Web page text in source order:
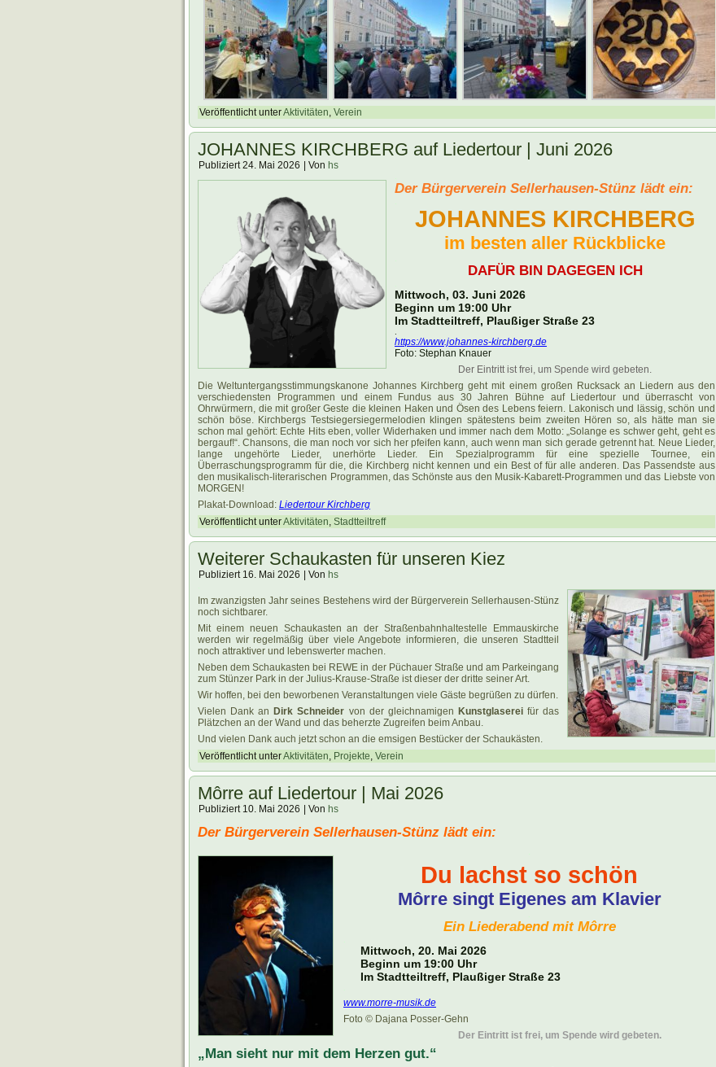
Veröffentlicht unterAktivitäten, Verein
JOHANNES KIRCHBERG auf Liedertour | Juni 2026
Publiziert 24. Mai 2026 Von hs
Der Bürgerverein Sellerhausen-Stünz lädt ein:
JOHANNES KIRCHBERG
im besten aller Rückblicke
DAFÜR BIN DAGEGEN ICH
Mittwoch, 03. Juni 2026
Beginn um 19:00 Uhr
Im Stadtteiltreff, Plaußiger Straße 23
https://www.johannes-kirchberg.de
Foto: Stephan Knauer
Der Eintritt ist frei, um Spende wird gebeten.
Die Weltuntergangsstimmungskanone Johannes Kirchberg geht mit einem großen Rucksack an Liedern aus den
verschiedensten Programmen und einem Fundus aus 30 Jahren Bühne auf Liedertour und überrascht von
Ohrwürmern, die mit großer Geste die kleinen Haken und Ösen des Lebens feiern. Lakonisch und lässig, schön und
schön böse. Kirchbergs Testsiegersiegermelodien klingen spätestens beim zweiten Hören so, als hätte man sie
schon mal gehört: Echte Hits eben, voller Widerhaken und immer nach dem Motto: „Solange es schwer geht, geht es
bergauf!“. Chansons, die man noch vor sich her pfeifen kann, auch wenn man sich gerade getrennt hat. Neue Lieder,
lange ungehörte Lieder, unerhörte Lieder. Ein Spezialprogramm für eine spezielle Tournee, ein
Überraschungsprogramm für die, die Kirchberg nicht kennen und ein Best of für alle anderen. Das Passendste aus
den musikalisch-literarischen Programmen, das Schönste aus den Musik-Kabarett-Programmen und das Liebste von
MORGEN!
Plakat-Download: Liedertour Kirchberg
Veröffentlicht unterAktivitäten, Stadtteiltreff
Weiterer Schaukasten für unseren Kiez
Publiziert 16. Mai 2026 Von hs
Im zwanzigsten Jahr seines Bestehens wird der Bürgerverein Sellerhausen-Stünz
noch sichtbarer.
Mit einem neuen Schaukasten an der Straßenbahnhaltestelle Emmauskirche
werden wir regelmäßig über viele Angebote informieren, die unseren Stadtteil
noch attraktiver und lebenswerter machen.
Neben dem Schaukasten bei REWE in der Püchauer Straße und am Parkeingang
zum Stünzer Park in der Julius-Krause-Straße ist dieser der dritte seiner Art.
Wir hoffen, bei den beworbenen Veranstaltungen viele Gäste begrüßen zu dürfen.
Vielen Dank an Dirk Schneider von der gleichnamigen Kunstglasereifür das
Plätzchen an der Wand und das beherzte Zugreifen beim Anbau.
Und vielen Dank auch jetzt schon an die emsigen Bestücker der Schaukästen.
Veröffentlicht unterAktivitäten, Projekte, Verein
Môrre auf Liedertour | Mai 2026
Publiziert 10. Mai 2026 Von hs
Der Bürgerverein Sellerhausen-Stünz lädt ein:
Du lachst so schön
Môrre singt Eigenes am Klavier
Ein Liederabend mit Môrre
Mittwoch, 20. Mai 2026
Beginn um 19:00 Uhr
Im Stadtteiltreff, Plaußiger Straße 23
www.morre-musik.de
Foto © Dajana Posser-Gehn
Der Eintritt ist frei, um Spende wird gebeten.
„Man sieht nur mit dem Herzen gut.“